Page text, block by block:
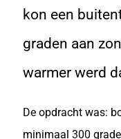
kon een
graden aan
warmer werd
De opdracht was:
minimaal 300